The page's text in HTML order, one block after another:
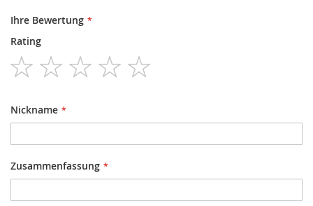
Ihre Bewertung
Rating
1
star
2
stars
3
stars
4
stars
Nickname
Zusammenfassung